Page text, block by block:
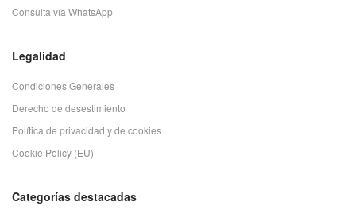
Consulta vía WhatsApp
Legalidad
Condiciones Generales
Derecho de desestimiento
Política de privacidad y de cookies
Cookie Policy (EU)
Categorías destacadas